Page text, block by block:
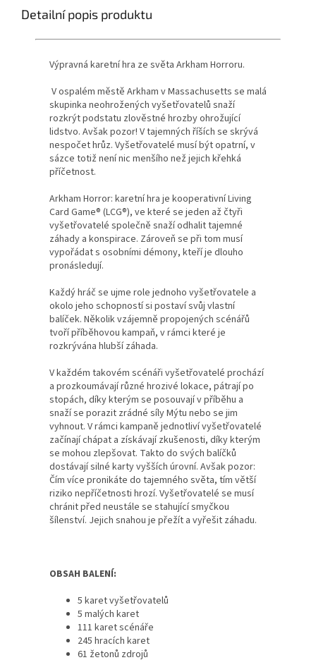
Detailní popis produktu
Výpravná karetní hra ze světa Arkham Horroru.
V ospalém městě Arkham v Massachusetts se malá
skupinka neohrožených vyšetřovatelů snaží
rozkrýt podstatu zlověstné hrozby ohrožující
lidstvo. Avšak pozor! V tajemných říších se skrývá
nespočet hrůz. Vyšetřovatelé musí být opatrní, v
sázce totiž není nic menšího než jejich křehká
příčetnost.
Arkham Horror: karetní hra je kooperativní Living
Card Game® (LCG®), ve které se jeden až čtyři
vyšetřovatelé společně snaží odhalit tajemné
záhady a konspirace. Zároveň se při tom musí
vypořádat s osobními démony, kteří je dlouho
pronásledují.
Každý hráč se ujme role jednoho vyšetřovatele a
okolo jeho schopností si postaví svůj vlastní
balíček. Několik vzájemně propojených scénářů
tvoří příběhovou kampaň, v rámci které je
rozkrývána hlubší záhada.
V každém takovém scénáři vyšetřovatelé prochází
a prozkoumávají různé hrozivé lokace, pátrají po
stopách, díky kterým se posouvají v příběhu a
snaží se porazit zrádné síly Mýtu nebo se jim
vyhnout. V rámci kampaně jednotliví vyšetřovatelé
začínají chápat a získávají zkušenosti, díky kterým
se mohou zlepšovat. Takto do svých balíčků
dostávají silné karty vyšších úrovní. Avšak pozor:
Čím více pronikáte do tajemného světa, tím větší
riziko nepříčetnosti hrozí. Vyšetřovatelé se musí
chránit před neustále se stahující smyčkou
šílenství. Jejich snahou je přežít a vyřešit záhadu.
OBSAH BALENÍ:
5 karet vyšetřovatelů
5 malých karet
111 karet scénáře
245 hracích karet
61 žetonů zdrojů